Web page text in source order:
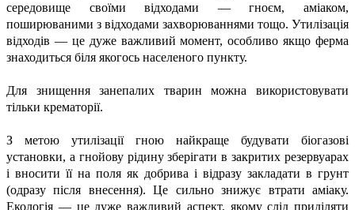
середовище своїми відходами — гноєм, аміаком,
поширюваними з відходами захворюваннями тощо. Утилізація
відходів — це дуже важливий момент, особливо якщо ферма
знаходиться біля якогось населеного пункту.
Для знищення занепалих тварин можна використовувати
тільки крематорії.
З метою утилізації гною найкраще будувати біогазові
установки, а гнойову рідину зберігати в закритих резервуарах
і вносити її на поля як добрива і відразу закладати в грунт
(одразу після внесення). Це сильно знижує втрати аміаку.
Екологія — це дуже важливий аспект, якому слід приділяти